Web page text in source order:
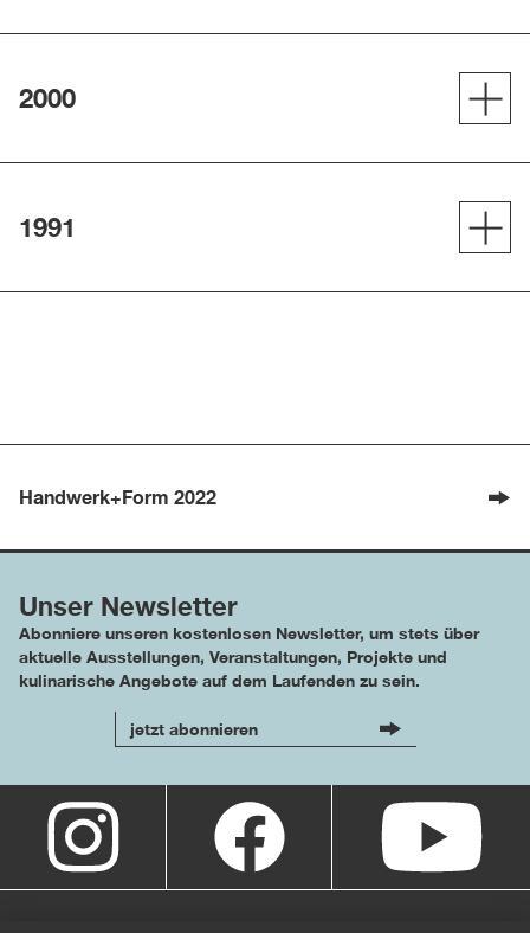
2000
1991
Handwerk+Form 2022
Unser Newsletter
Abonniere unseren kostenlosen Newsletter, um stets über
aktuelle Ausstellungen, Veranstaltungen, Projekte und
kulinarische Angebote auf dem Laufenden zu sein.
jetzt abonnieren